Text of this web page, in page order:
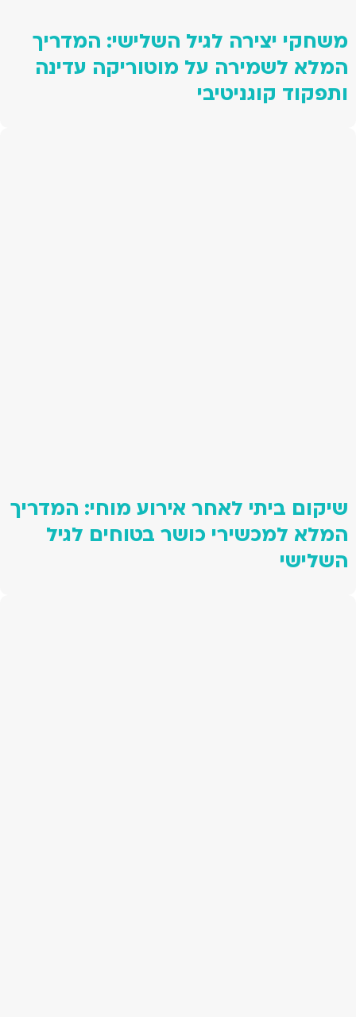
משחקי יצירה לגיל השלישי: המדריך
המלא לשמירה על מוטוריקה עדינה
ותפקוד קוגניטיבי
שיקום ביתי לאחר אירוע מוחי: המדריך
המלא למכשירי כושר בטוחים לגיל
השלישי